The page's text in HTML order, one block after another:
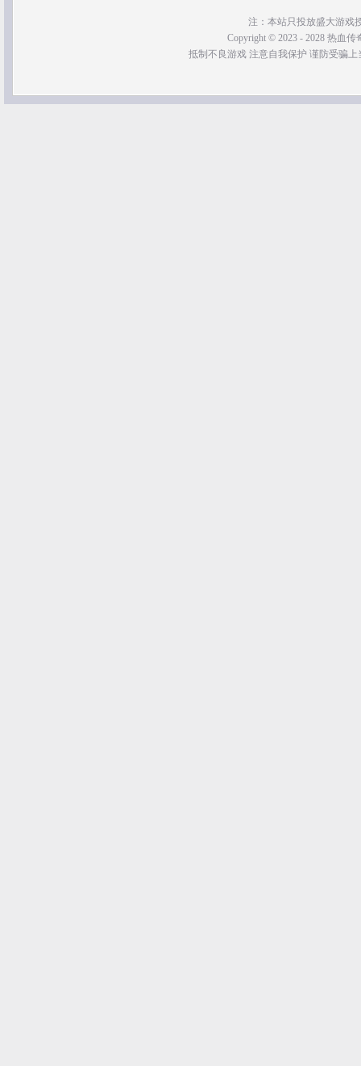
注：本站只投放盛大游戏
Copyright © 2023 - 2028 热血传
抵制不良游戏 注意自我保护 谨防受骗